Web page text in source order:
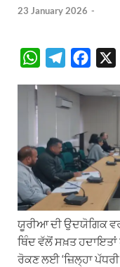
23 January 2026 -
W
A
p
l
g
r
a
m
c
b
o
o
ਯੂਰੀਆ ਦੀ ਉਦਯੋਗਿਕ
ਥਿੰਦ ਵੱਲੋਂ ਸਖ਼ਤ ਹਦਾਇਤਾਂ
ਰੋਕਣ ਲਈ ‘ਜ਼ਿਲ੍ਹਾ